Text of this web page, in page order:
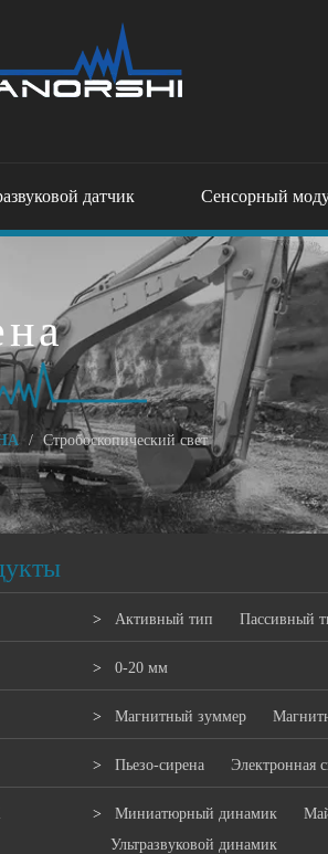
датчик Сенсорный
/ Стробоскопический свет
> Активный тип Пассивный
> 0-20 мм
> Магнитный зуммер
> Пьезо-сирена Электронная
> Миниатюрный динамик
Ультразвуковой динамик